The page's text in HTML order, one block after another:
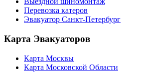
Перевозка катеров
Эвакуатор Санкт-Петербург
Карта Эвакуаторов
Карта Москвы
Карта Московской Области